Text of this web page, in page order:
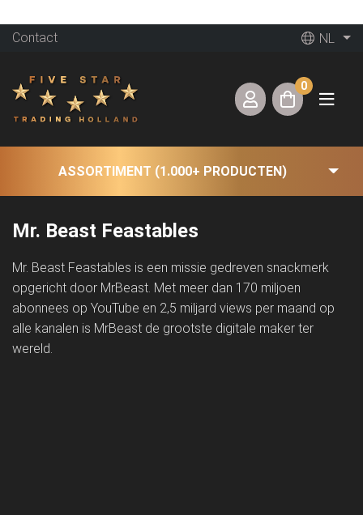
Contact NL
0
ASSORTIMENT (1.000+ PRODUCTEN)
Mr. Beast Feastables
Mr. Beast Feastables is een missie gedreven snackmerk
opgericht door MrBeast. Met meer dan 170 miljoen
abonnees op YouTube en 2,5 miljard views per maand op
alle kanalen is MrBeast de grootste digitale maker ter
wereld.